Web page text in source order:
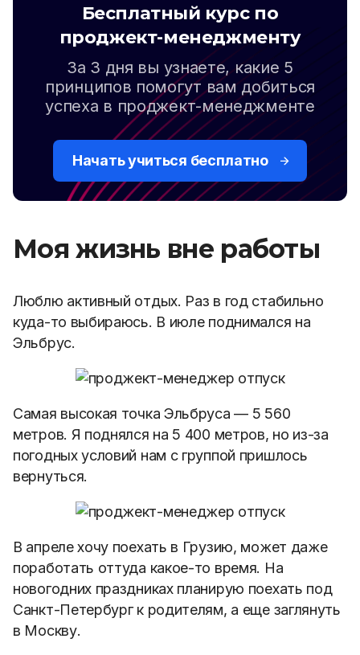
Бесплатный курс по
проджект-менеджменту
За 3 дня вы узнаете, какие 5
принципов помогут вам добиться
успеха в проджект-менеджменте
Начать учиться бесплатно
Моя жизнь вне работы
Люблю активный отдых. Раз в год стабильно
куда-то выбираюсь. В июле поднимался на
Эльбрус.
Самая высокая точка Эльбруса — 5 560
метров. Я поднялся на 5 400 метров, но из-за
погодных условий нам с группой пришлось
вернуться.
В апреле хочу поехать в Грузию, может даже
поработать оттуда какое-то время. На
новогодних праздниках планирую поехать под
Санкт-Петербург к родителям, а еще заглянуть
в Москву.